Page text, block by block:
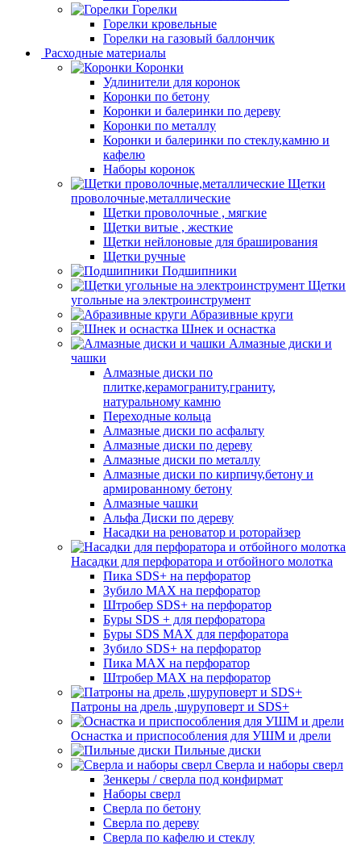
Горелки
Горелки кровельные
Горелки на газовый баллончик
Расходные материалы
Коронки
Удлинители для коронок
Коронки по бетону
Коронки и балеринки по дереву
Коронки по металлу
Коронки и балеринки по стеклу,камню и
кафелю
Наборы коронок
Щетки
проволочные,металлические
Щетки проволочные , мягкие
Щетки витые , жесткие
Щетки нейлоновые для браширования
Щетки ручные
Подшипники
Щетки
угольные на электроинструмент
Абразивные круги
Шнек и оснастка
Алмазные диски и
чашки
Алмазные диски по
плитке,керамограниту,граниту,
натуральному камню
Переходные кольца
Алмазные диски по асфальту
Алмазные диски по дереву
Алмазные диски по металлу
Алмазные диски по кирпичу,бетону и
армированному бетону
Алмазные чашки
Альфа Диски по дереву
Насадки на реноватор и роторайзер
Насадки для перфоратора и отбойного молотка
Пика SDS+ на перфоратор
Зубило MAX на перфоратор
Штробер SDS+ на перфоратор
Буры SDS + для перфоратора
Буры SDS MAX для перфоратора
Зубило SDS+ на перфоратор
Пика MAX на перфоратор
Штробер MAX на перфоратор
Патроны на дрель ,шуруповерт и SDS+
Оснастка и приспособления для УШМ и дрели
Пильные диски
Сверла и наборы сверл
Зенкеры / сверла под конфирмат
Наборы сверл
Сверла по бетону
Сверла по дереву
Сверла по кафелю и стеклу